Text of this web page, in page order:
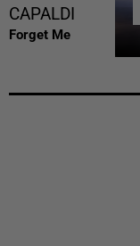
CAPALDI
Forget Me